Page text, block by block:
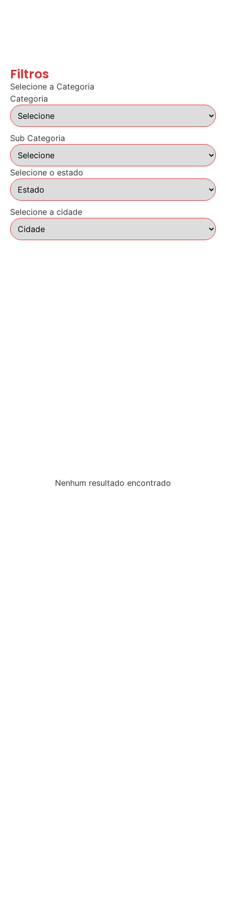
Filtros
Selecione a Categoria
Categoria
Sub Categoria
Selecione o estado
Selecione a cidade
Nenhum resultado encontrado